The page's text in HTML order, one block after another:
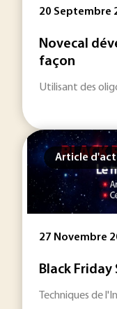
20 Septembre
Novecal
façon
Utilisant des
Article
27 Novembre
Black Friday
Techniques de